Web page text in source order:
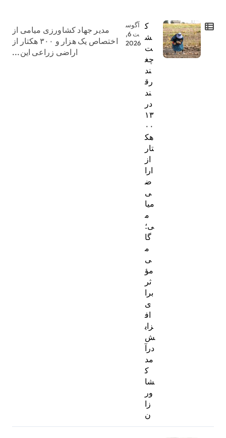
ک
ش
ت
چغ
ند
رق
ند
در
۱۳
۰۰
هک
تار
از
ارا
ض
ی
میا
م
ی؛
گا
م
ی
مؤ
ثر
برا
ی
اف
زای
ش
درآ
مد
ک
شا
ور
زا
ن
آگوس
ت 6,
2026
مدیر جهاد کشاورزی میامی از
اختصاص یک هزار و ۳۰۰ هکتار از
اراضی زراعی این...